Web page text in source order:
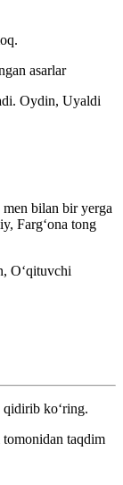
asarlar
Oydin, Uyaldi
men bilan bir yerga
Fargʻona tong
Oʻqituvchi
qidirib ko‘ring.
tomonidan taqdim